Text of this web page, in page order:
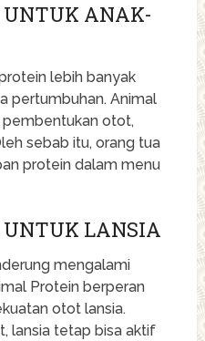
UNTUK ANAK-
lebih banyak
pertumbuhan. Animal
otot,
sebab itu, orang tua
protein dalam menu
UNTUK LANSIA
mengalami
Protein berperan
otot lansia.
lansia tetap bisa aktif